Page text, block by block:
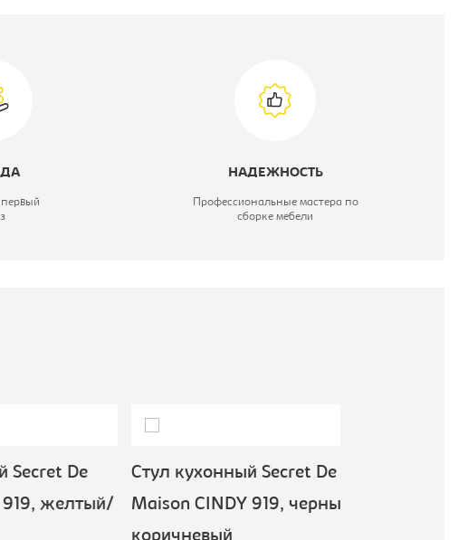
НАДЕЖНОСТЬ
Профессиональные мастера по
сборке мебели
De
желтый/
Стул кухонный Secret De
Maison CINDY 919, черный/
коричневый